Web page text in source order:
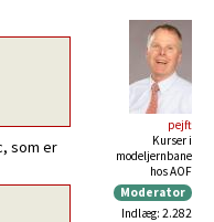
pejft
Kurser i
modeljernbane
hos AOF
Moderator
Indlæg: 2.282
som er